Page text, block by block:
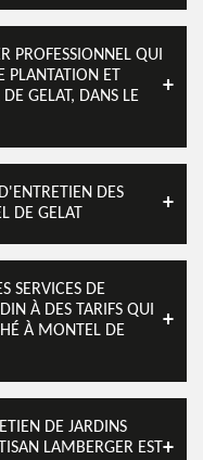
PROFESSIONNEL QUI
PLANTATION ET
GELAT, DANS LE
DES
DE GELAT
SERVICES DE
À DES TARIFS QUI
À MONTEL DE
DE JARDINS
LAMBERGER EST